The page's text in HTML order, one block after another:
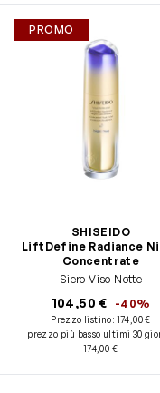
PROMO
SHISEIDO
LiftDefine Radiance
Concentrate
Siero Viso Notte
104,50 € -40%
Prezzo listino:174,00 €
prezzo più basso ultimi 30
174,00 €